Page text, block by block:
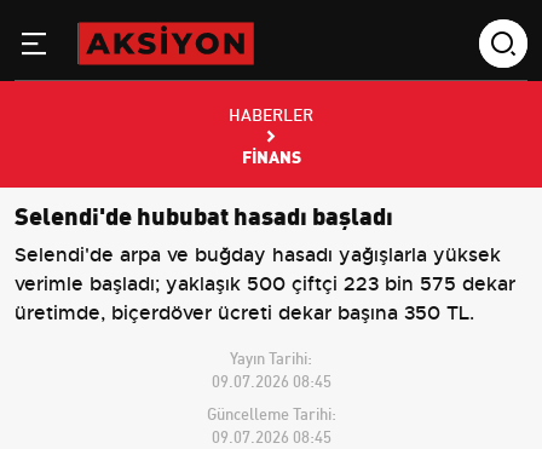
HABERLER
FINANS
Selendi'de hububat hasadı başladı
Selendi'de arpa ve buğday hasadı yağışlarla yüksek
verimle başladı; yaklaşık 500 çiftçi 223 bin 575 dekar
üretimde, biçerdöver ücreti dekar başına 350 TL.
Yayın Tarihi:
09.07.2026 08:45
Güncelleme Tarihi:
09.07.2026 08:45